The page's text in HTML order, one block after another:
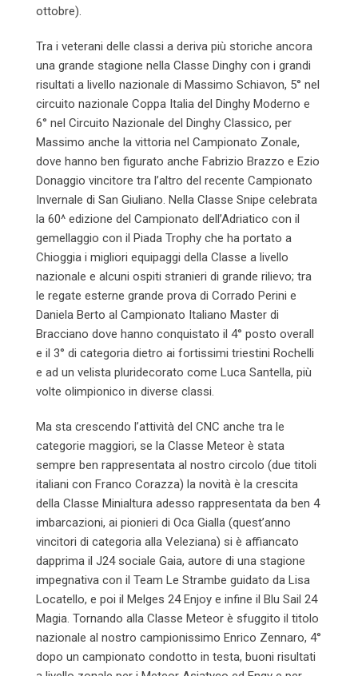
ottobre).
Tra i veterani delle classi a deriva più storiche ancora
una grande stagione nella Classe Dinghy con i grandi
risultati a livello nazionale di Massimo Schiavon, 5° nel
circuito nazionale Coppa Italia del Dinghy Moderno e
6° nel Circuito Nazionale del Dinghy Classico, per
Massimo anche la vittoria nel Campionato Zonale,
dove hanno ben figurato anche Fabrizio Brazzo e Ezio
Donaggio vincitore tra l’altro del recente Campionato
Invernale di San Giuliano. Nella Classe Snipe celebrata
la 60^ edizione del Campionato dell’Adriatico con il
gemellaggio con il Piada Trophy che ha portato a
Chioggia i migliori equipaggi della Classe a livello
nazionale e alcuni ospiti stranieri di grande rilievo; tra
le regate esterne grande prova di Corrado Perini e
Daniela Berto al Campionato Italiano Master di
Bracciano dove hanno conquistato il 4° posto overall
e il 3° di categoria dietro ai fortissimi triestini Rochelli
e ad un velista pluridecorato come Luca Santella, più
volte olimpionico in diverse classi.
Ma sta crescendo l’attività del CNC anche tra le
categorie maggiori, se la Classe Meteor è stata
sempre ben rappresentata al nostro circolo (due titoli
italiani con Franco Corazza) la novità è la crescita
della Classe Minialtura adesso rappresentata da ben 4
imbarcazioni, ai pionieri di Oca Gialla (quest’anno
vincitori di categoria alla Veleziana) si è affiancato
dapprima il J24 sociale Gaia, autore di una stagione
impegnativa con il Team Le Strambe guidato da Lisa
Locatello, e poi il Melges 24 Enjoy e infine il Blu Sail 24
Magia. Tornando alla Classe Meteor è sfuggito il titolo
nazionale al nostro campionissimo Enrico Zennaro, 4°
dopo un campionato condotto in testa, buoni risultati